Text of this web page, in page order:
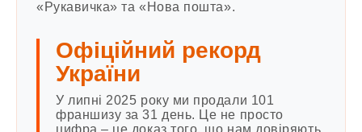
«Рукавичка» та «Нова пошта».
Офіційний рекорд
України
У липні 2025 року ми продали 101
франшизу за 31 день. Це не просто
цифра – це доказ того, що нам довіряють